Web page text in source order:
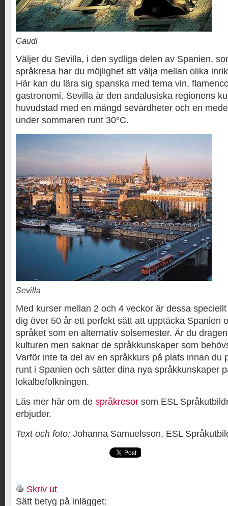
Gaudi
Väljer du Sevilla, i den sydliga delen av Spanien,
språkresa har du möjlighet att välja mellan olika
Här kan du lära sig spanska med tema vin,
gastronomi. Sevilla är den andalusiska regionens
huvudstad med en mängd sevärdheter och en
under sommaren runt 30°C.
Sevilla
Med kurser mellan 2 och 4 veckor är dessa
dig över 50 år ett perfekt sätt att upptäcka Spanien
språket som en alternativ solsemester. Är du
kulturen men saknar de språkkunskaper som
Varför inte ta del av en språkkurs på plats innan du
runt i Spanien och sätter dina nya språkkunskaper
lokalbefolkningen.
Läs mer här om de språkresor som ESL
erbjuder.
Text och foto: Johanna Samuelsson, ESL
Skriv ut
Sätt betyg på inlägget: